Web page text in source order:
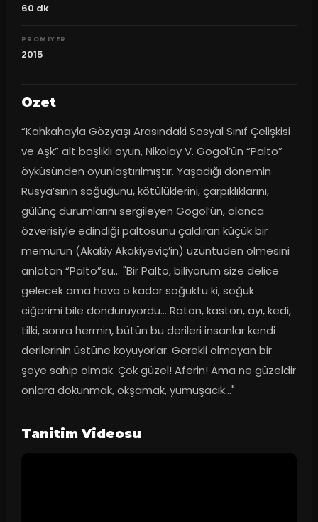
60 dk
PROMIYER
2015
Ozet
“Kahkahayla Gözyaşı Arasındaki Sosyal Sınıf Çelişkisi
ve Aşk” alt başlıklı oyun, Nikolay V. Gogol’ün “Palto”
öyküsünden oyunlaştırılmıştır. Yaşadığı dönemin
Rusya’sının soğuğunu, kötülüklerini, çarpıklıklarını,
gülünç durumlarını sergileyen Gogol’ün, olanca
özverisiyle edindiği paltosunu çaldıran küçük bir
memurun (Akakiy Akakiyeviç’in) üzüntüden ölmesini
anlatan “Palto”su… "Bir Palto, biliyorum size delice
gelecek ama hava o kadar soğuktu ki, soğuk
ciğerimi bile donduruyordu... Raton, kaston, ayı, kedi,
tilki, sonra hermin, bütün bu derileri insanlar kendi
derilerinin üstüne koyuyorlar. Gerekli olmayan bir
şeye sahip olmak. Çok güzel! Aferin! Ama ne güzeldir
onlara dokunmak, okşamak, yumuşacık..."
Tanitim Videosu